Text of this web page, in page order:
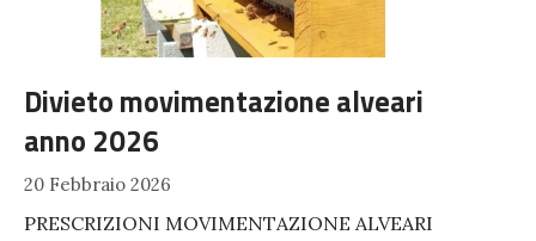
Divieto movimentazione alveari
anno 2026
20 Febbraio 2026
PRESCRIZIONI MOVIMENTAZIONE ALVEARI